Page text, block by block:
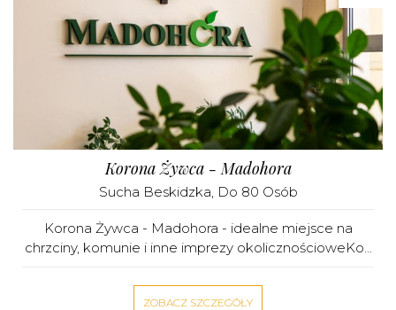
Korona Żywca - Madohora
Sucha Beskidzka, Do 80 Osób
Korona Żywca - Madohora - idealne miejsce na
chrzciny, komunie i inne imprezy okolicznościoweKo...
ZOBACZ SZCZEGÓŁY